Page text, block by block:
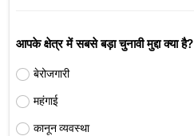
आपके क्षेत्र में सबसे बड़ा चुनावी मुद्दा क्या है?
बेरोजगारी
महंगाई
कानून व्यवस्था